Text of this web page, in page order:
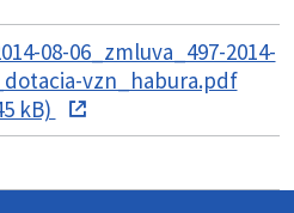
08-06_zmluva_497-2014-
vzn_habura.pdf
kB)